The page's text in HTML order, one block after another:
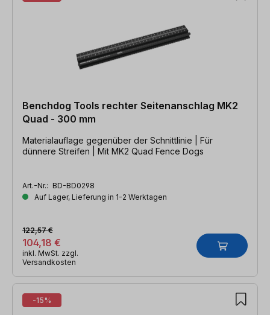
Benchdog Tools rechter Seitenanschlag MK2
Quad - 300 mm
Materialauflage gegenüber der Schnittlinie | Für
dünnere Streifen | Mit MK2 Quad Fence Dogs
Art.-Nr.: BD-BD0298
Auf Lager, Lieferung in 1-2 Werktagen
104,18 €
122,57 €
inkl. MwSt. zzgl.
Versandkosten
-15%